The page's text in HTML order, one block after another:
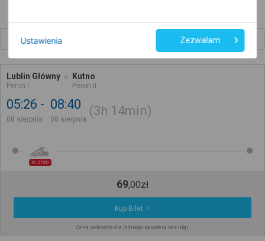
Lublin Główny
Peron I
Kutno
Peron II
05:26
08 sierpnia
08:40
08 sierpnia
3h 14min
IC 2700
69,00zł
Kup Bilet
Cena całkowita dla jednego pasażera bez ulgi
Ustawienia Zezwalam